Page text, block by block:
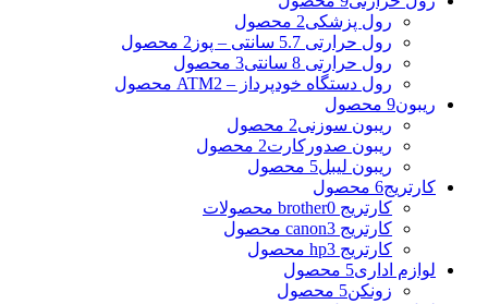
رول پزشکی2 محصول
رول حرارتی 5.7 سانتی – پوز
2 محصول
رول حرارتی 8 سانتی
3 محصول
رول دستگاه خودپرداز – ATM 2 محصول
ریبون9 محصول
ریبون سوزنی2 محصول
ریبون صدورکارت2 محصول
ریبون لیبل5 محصول
کارتریج6 محصول
کارتریج brother 0 محصولات
کارتریج canon 3 محصول
کارتریج hp 3 محصول
لوازم اداری5 محصول
زونکن5 محصول